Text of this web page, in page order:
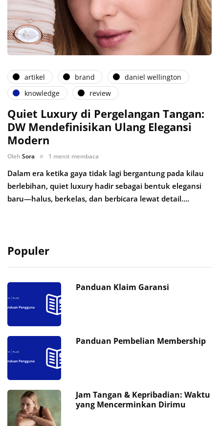
artikel brand
daniel wellington
knowledge
review
Quiet Luxury di Pergelangan Tangan:
DW Mendefinisikan Ulang Elegansi
Modern
Oleh Sora 1 menit membaca
Dalam era ketika gaya tidak lagi bergantung pada kilau
berlebihan, quiet luxury hadir sebagai bentuk elegansi
baru—halus, berkelas, dan berbicara lewat detail….
Populer
Panduan Klaim Garansi
Panduan Pembelian Membership
Jam Tangan & Kepribadian: Waktu
yang Mencerminkan Dirimu